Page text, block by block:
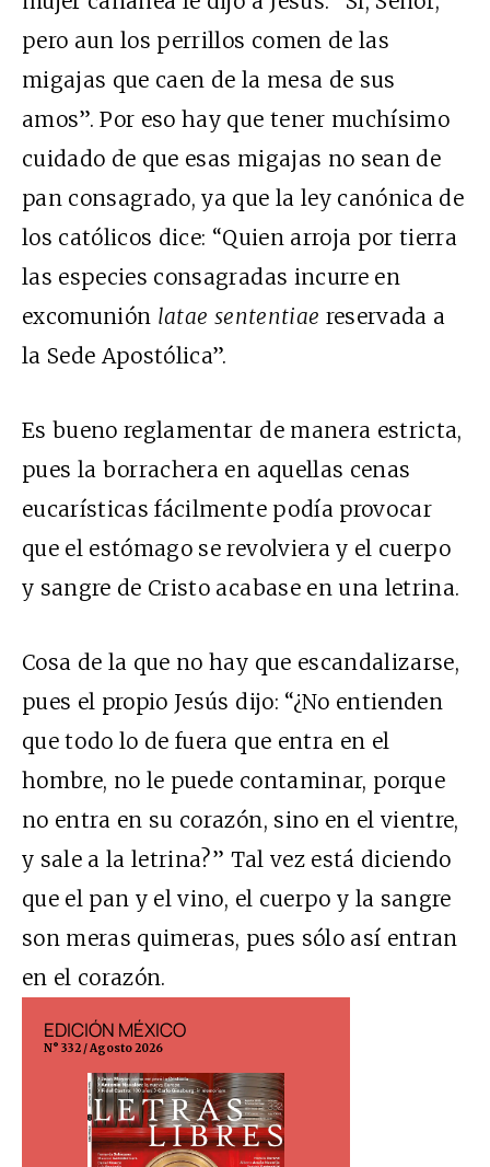
pero aun los perrillos comen de las
migajas que caen de la mesa de sus
amos”. Por eso hay que tener muchísimo
cuidado de que esas migajas no sean de
pan consagrado, ya que la ley canónica de
los católicos dice: “Quien arroja por tierra
las especies consagradas incurre en
excomunión latae sententiae reservada a
la Sede Apostólica”.
Es bueno reglamentar de manera estricta,
pues la borrachera en aquellas cenas
eucarísticas fácilmente podía provocar
que el estómago se revolviera y el cuerpo
y sangre de Cristo acabase en una letrina.
Cosa de la que no hay que escandalizarse,
pues el propio Jesús dijo: “¿No entienden
que todo lo de fuera que entra en el
hombre, no le puede contaminar, porque
no entra en su corazón, sino en el vientre,
y sale a la letrina?” Tal vez está diciendo
que el pan y el vino, el cuerpo y la sangre
son meras quimeras, pues sólo así entran
en el corazón.
EDICIÓN MÉXICO
N° 332 / Agosto 2026